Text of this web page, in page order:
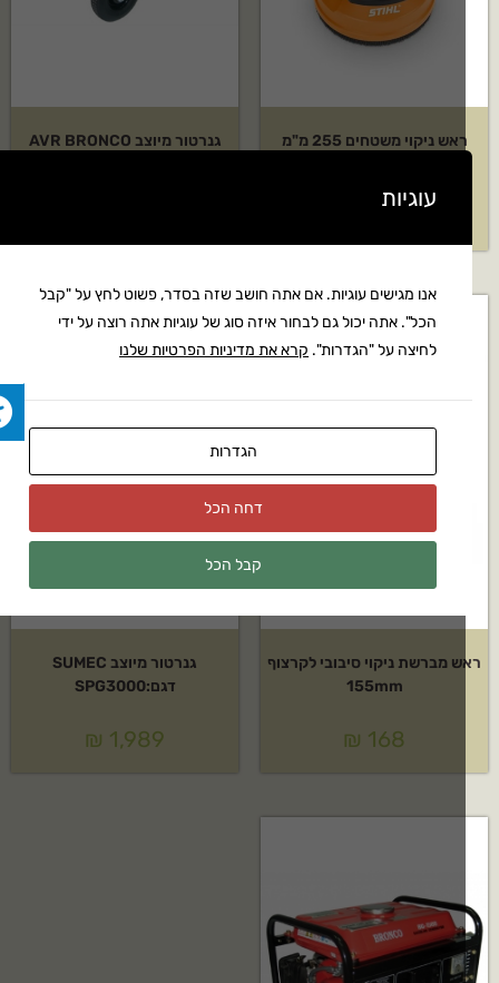
ראש ניקוי משטחים 255 מ"מ
גנרטור מיוצב AVR BRONCO
מברשת ניקוי סיבובי לקרצוף
155mm
₪168
גנרטור מיוצב SUMEC
₪1,989
עוגיות
אנו מגישים עוגיות. אם אתה חושב שזה בסדר, פשוט לחץ על "קבל
הכל". אתה יכול גם לבחור איזה סוג של עוגיות אתה רוצה על ידי
לחיצה על "הגדרות".קרא את מדיניות הפרטיות שלנו
הגדרות
דחה הכל
קבל הכל